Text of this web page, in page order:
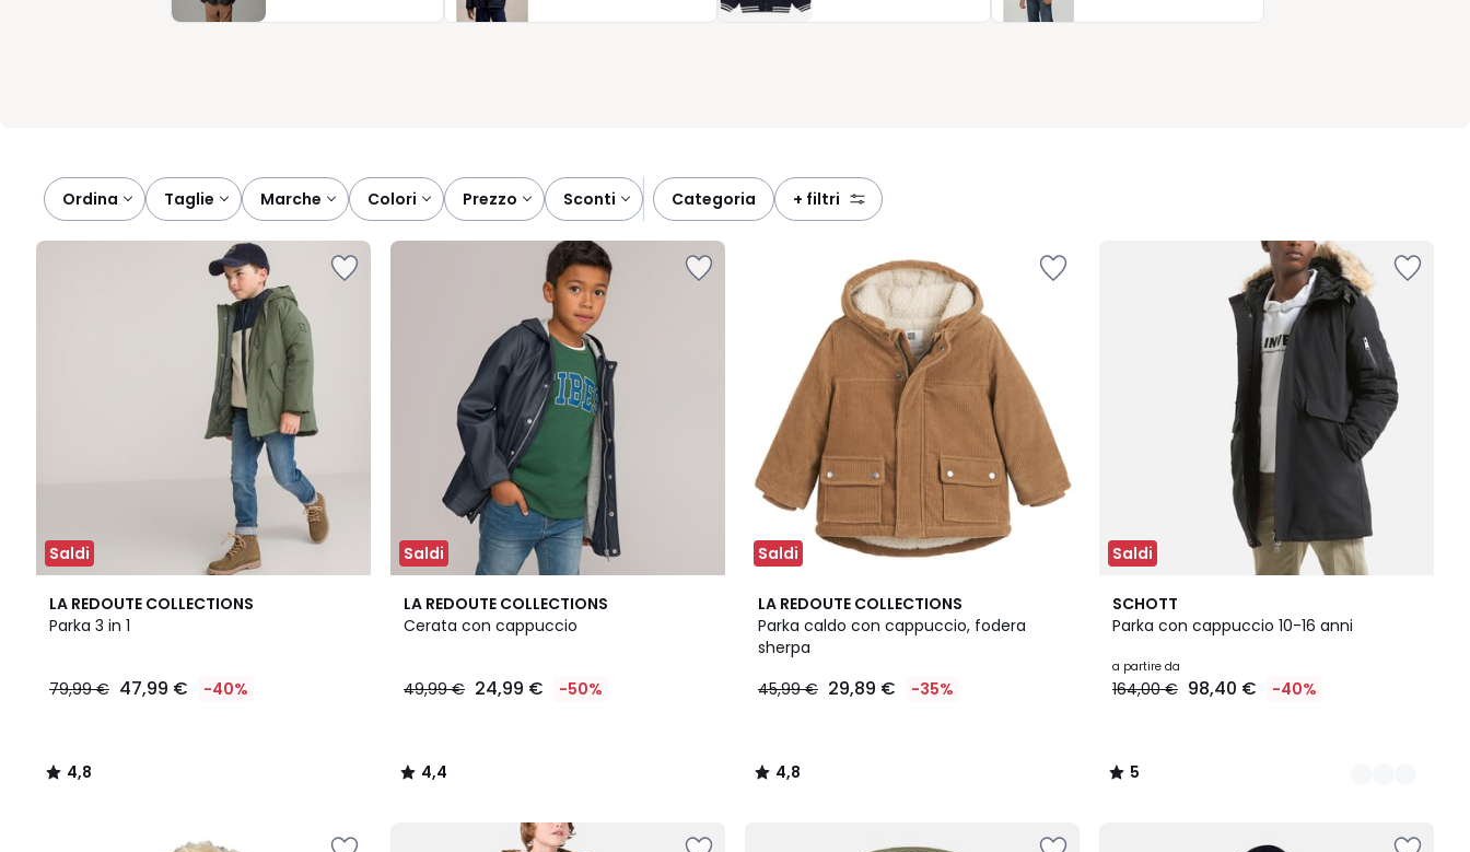
semplificare la scelta al mattino. Bastano pochi clic, il prodotto giusto finisce nel carrello, e sapete di aver scelto qualcosa che
Ordina taglie marche colori prezzo sconti categoria + filtri
Saldi
LA REDOUTE COLLECTIONS
Parka 3 in 1
€
€
79,99 € 47,99 € -40%
4,8
/ 5
4,8
/
Saldi
LA REDOUTE COLLECTIONS
Cerata con cappuccio
49,99 € 24,99 € -50%
4,4
/ 5
4,4
/
Saldi
LA REDOUTE COLLECTIONS
Parka caldo con cappuccio, fodera
sherpa
45,99 € 29,89 € -35%
4,8
/ 5
4,8
/
Saldi
SCHOTT
Parka con cappuccio 10-16 anni
a partire da
164,00 € 98,40 € -40%
5
/
3
Colori
5
/